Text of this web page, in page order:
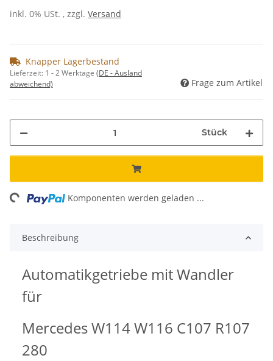
inkl. 0% USt. , zzgl. Versand
Knapper Lagerbestand
Lieferzeit: 1 - 2 Werktage (DE - Ausland
abweichend)
Frage zum Artikel
Stück
Komponenten werden geladen ...
Beschreibung
Automatikgetriebe mit Wandler
für
Mercedes W114 W116 C107 R107
280